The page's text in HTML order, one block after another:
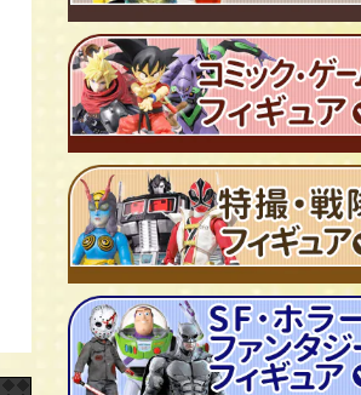
超合金・DX超合金
ソフビ
広告ノベルティグッズ
ジャンボマシンダー
キャラクター消しゴム
ビックリマンシール
ダイアクロン
変身サイボーグ
ワンピース/ONE PIECE
聖闘士聖矢
キン肉マン
ドラゴンボール
仮面ライダー